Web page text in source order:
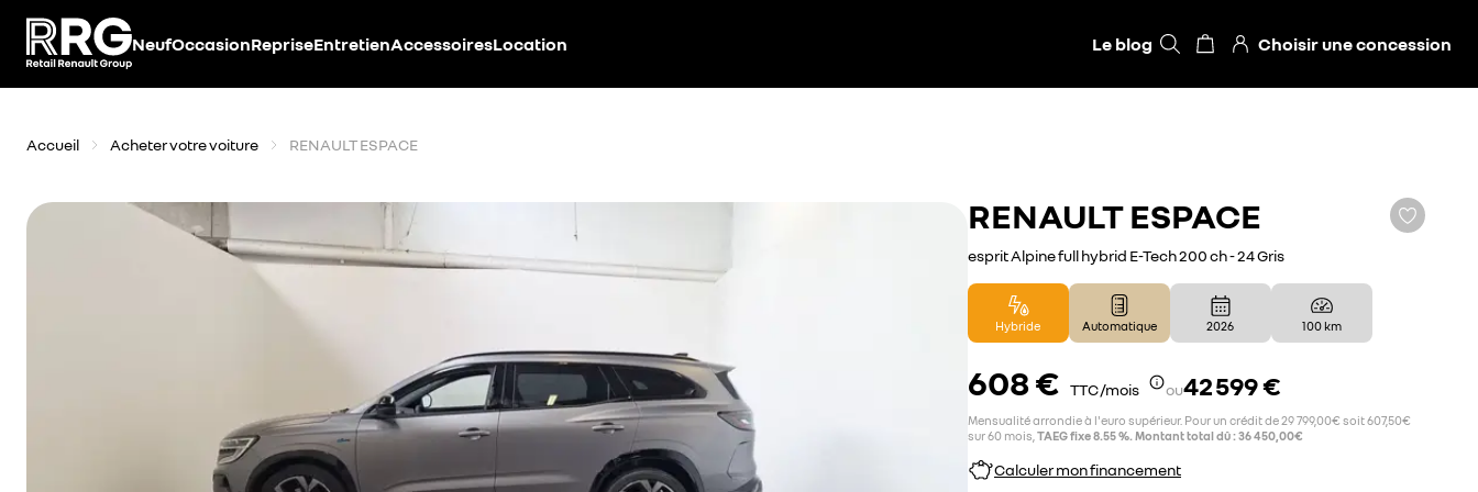
NeufOccasionRepriseEntretienAccessoiresLocation Le blog Choisir une concession
Accueil Acheter votre voiture RENAULT ESPACE
RENAULTESPACE
esprit Alpine full hybrid E-Tech 200 ch - 24 Gris
Hybride Automatique 2026 100 km
608 € TTC /mois ou42 599 €
Mensualité arrondie à l'euro supérieur. Pour un crédit de 29 799,00€ soit 607,50€
sur 60 mois, TAEG fixe 8.55 %. Montant total dû : 36 450,00€
Calculer mon financement